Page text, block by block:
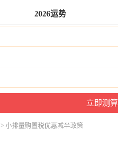
2026运势
> 小排量购置税优惠减半政策